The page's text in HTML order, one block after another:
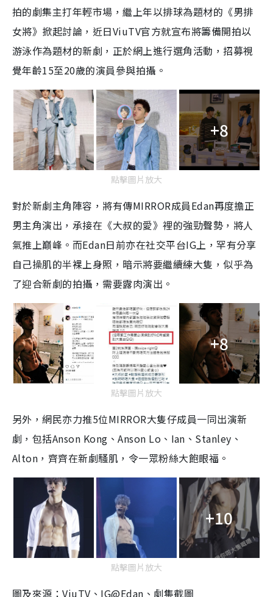
拍的劇集主打年輕市場，繼上年以排球為題材的《男排
女將》掀起討論，近日ViuTV官方就宣布將籌備開拍以
游泳作為題材的新劇，正於網上進行選角活動，招募視
覺年齡15至20歲的演員參與拍攝。
+8
點擊圖片放大
對於新劇主角陣容，將有傳MIRROR成員Edan再度擔正
男主角演出，承接在《大叔的愛》裡的強勁聲勢，將人
氣推上巔峰。而Edan日前亦在社交平台IG上，罕有分享
自己操肌的半裸上身照，暗示將要繼續練大隻，似乎為
了迎合新劇的拍攝，需要露肉演出。
+8
點擊圖片放大
另外，網民亦力推5位MIRROR大隻仔成員一同出演新
劇，包括Anson Kong、Anson Lo、Ian、Stanley、
Alton，齊齊在新劇騷肌，令一眾粉絲大飽眼福。
+10
點擊圖片放大
圖及來源：ViuTV、IG@Edan、劇集截圖